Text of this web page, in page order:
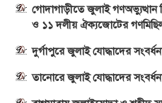
গোদাগাড়ীতে জুলাই
ও ১১ দলীয় ঐক্যজোটের
দুর্গাপুরে জুলাই যোদ্ধাদের
তানোরে জুলাই যোদ্ধাদের